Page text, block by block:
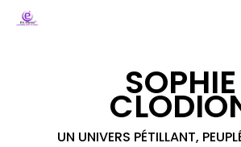
Hit enter to search or ESC to
SOPHIE
UN UNIVERS PÉTILLANT,